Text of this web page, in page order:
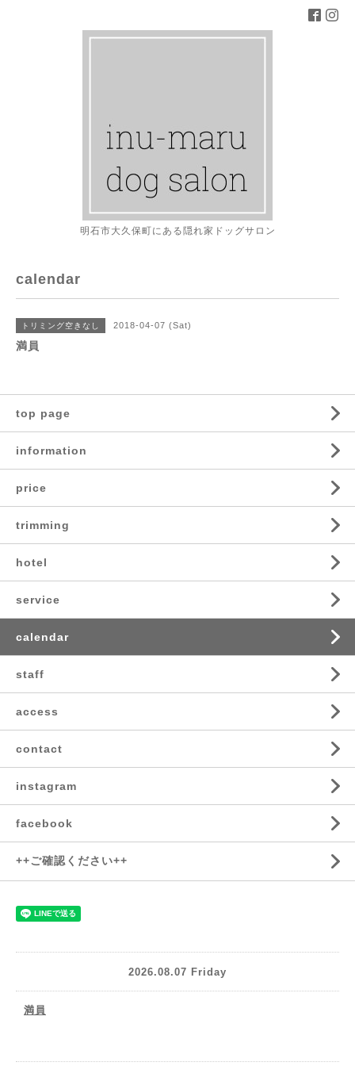
明石市大久保町にある隠れ家ドッグサロン
calendar
トリミング空きなし 2018-04-07 (Sat)
満員
top page
information
price
trimming
hotel
service
calendar
staff
access
contact
instagram
facebook
++ご確認ください++
2026.08.07 Friday
満員